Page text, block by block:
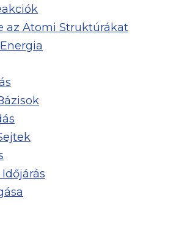
az Atomi Struktúrákat